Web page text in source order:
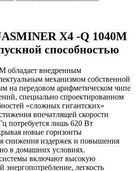
X4 -Q 1040M
способностью
обладает внедренным
механизмом собственной
на передовом арифметическом чипе
специально спроектированном
«сложных гигантских»
впечатлящей скорости
потребуется лишь 620 Вт
новые горизонты
снижения издержек и повышения
в домашних условиях.
включают высокую
энергопотребление, легкость